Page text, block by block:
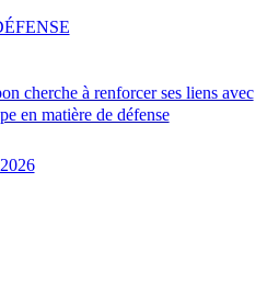
cherche à renforcer ses liens avec
en matière de défense